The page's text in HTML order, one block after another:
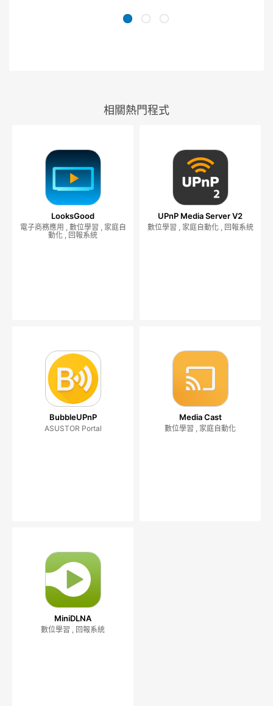
相關熱門程式
LooksGood
電子商務應用 , 數位學習 , 家庭自
動化 , 回報系統
UPnP Media Server V2
數位學習 , 家庭自動化 , 回報系統
BubbleUPnP
ASUSTOR Portal
Media Cast
數位學習 , 家庭自動化
MiniDLNA
數位學習 , 回報系統